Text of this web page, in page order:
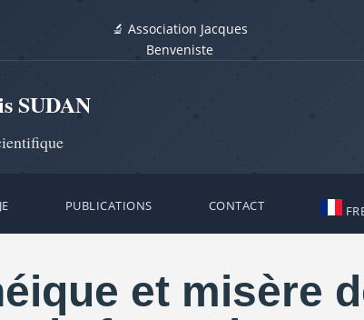
🔬 Association Jacques
Benveniste
SUDAN
PUBLICATIONS CONTACT
et misère